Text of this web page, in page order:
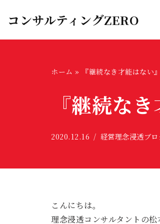
コ
ン
コンサルティングZERO
ホーム » 『継続なき才能はない』
『継続な
2020.12.16 経営理念浸透ブ
こんにちは。
理念浸透コンサルタントの松